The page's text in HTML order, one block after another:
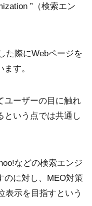
”（検索エン
た際にWebページを
す。
ユーザーの目に触れ
という点では共通し
などの検索エンジ
のに対し、MEO対策
表示を目指すという